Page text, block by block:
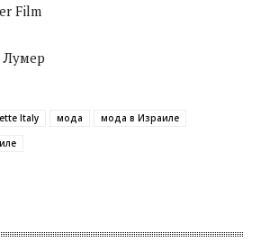
Film
Лумер
Italy мода
мода в Израиле